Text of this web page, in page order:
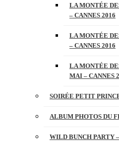
LA MONTÉE
– CANNES 2016
LA MONTÉE
– CANNES 2016
LA MONTÉE
MAI – CANNES
SOIRÉE PETIT
ALBUM PHOTOS DU
WILD BUNCH PARTY